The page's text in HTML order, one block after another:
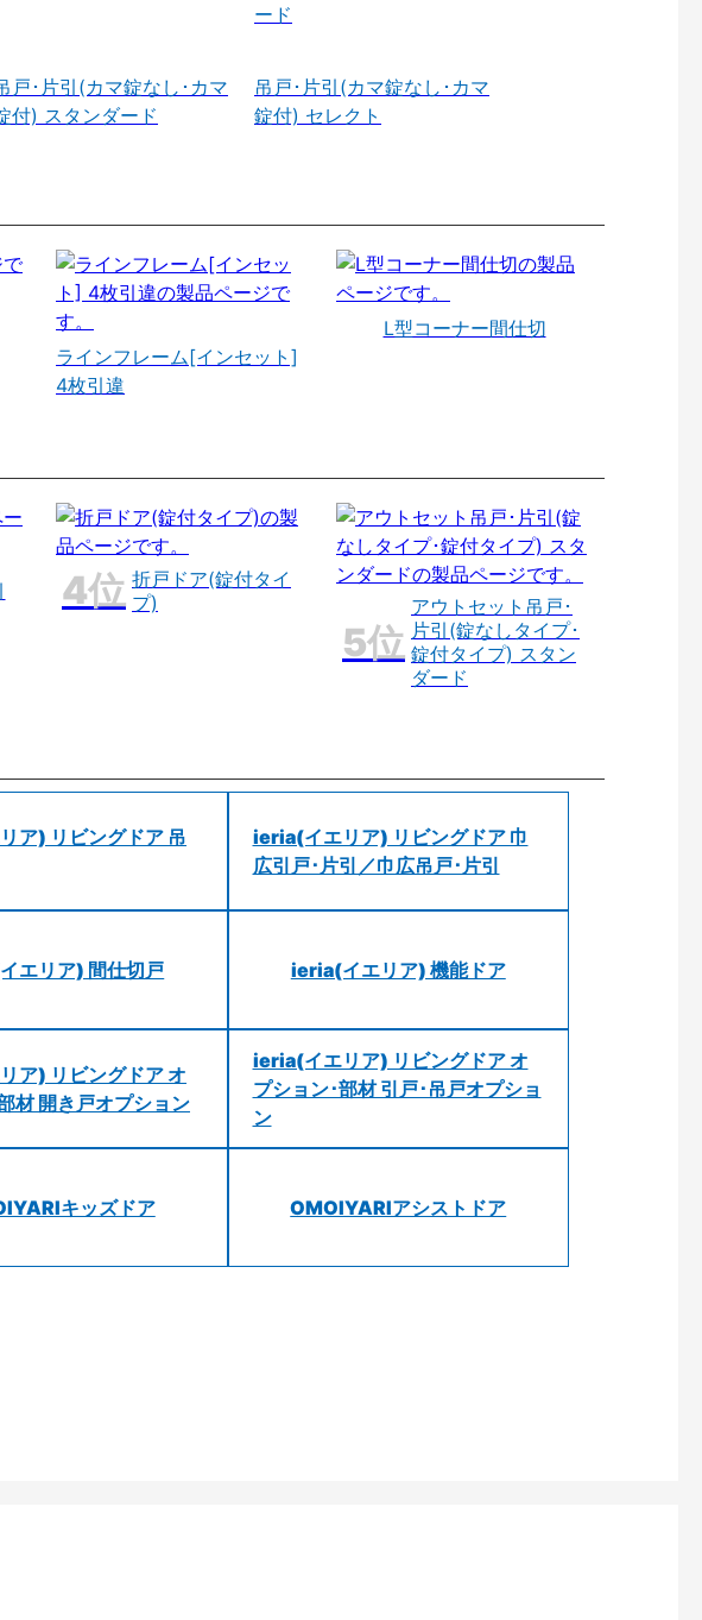
ード
戸･片引(カマ錠なし･カマ
付) スタンダード
吊戸･片引(カマ錠なし･カマ
錠付) セレクト
ラインフレーム[インセット]
4枚引違
L型コーナー間仕切
折戸ドア(錠付タイ
プ)
アウトセット吊戸･
片引(錠なしタイプ･
錠付タイプ) スタン
ダード
ア) リビングドア 吊
ieria(イエリア) リビングドア 巾
広引戸･片引／巾広吊戸･片引
エリア) 間仕切戸 ieria(イエリア) 機能ドア
ア) リビングドア オ
材 開き戸オプション
ieria(イエリア) リビングドア オ
プション･部材 引戸･吊戸オプショ
ン
キッズドア OMOIYARIアシストドア